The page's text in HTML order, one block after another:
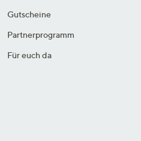
Gutscheine
Partnerprogramm
Für euch da